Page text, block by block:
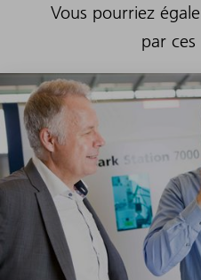
Vous pourriez
par